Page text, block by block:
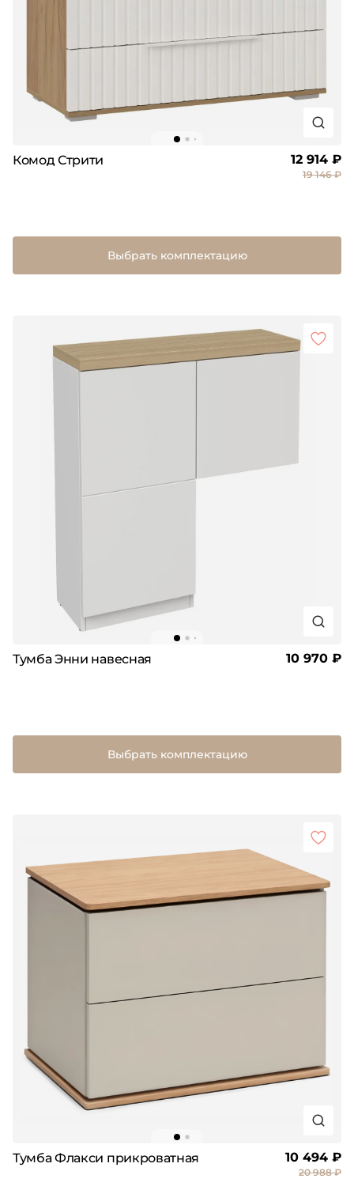
Комод Стрити 12 914 ₽
19 146 ₽
Выбрать комплектацию
Тумба Энни навесная 10 970 ₽
Выбрать комплектацию
Тумба Флакси прикроватная 10 494 ₽
20 988 ₽